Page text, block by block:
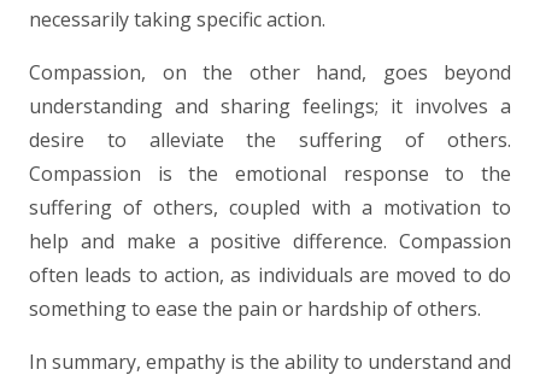
necessarily taking specific action.
Compassion, on the other hand, goes beyond
understanding and sharing feelings; it involves a
desire to alleviate the suffering of others.
Compassion is the emotional response to the
suffering of others, coupled with a motivation to
help and make a positive difference. Compassion
often leads to action, as individuals are moved to do
something to ease the pain or hardship of others.
In summary, empathy is the ability to understand and